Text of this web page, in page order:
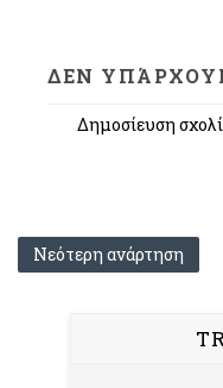
ΔΕΝ
Δημοσίευση
Νεότερη ανάρτηση